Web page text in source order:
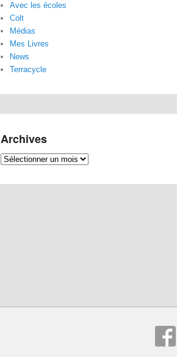
Avec les écoles
Colt
Médias
Mes Livres
News
Terracycle
Archives
Archives